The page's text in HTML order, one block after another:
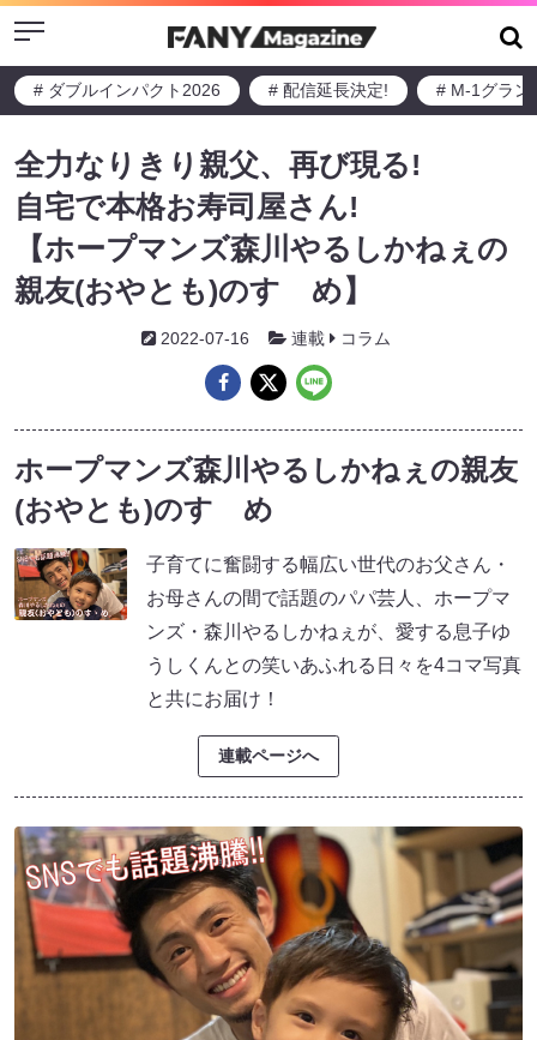
Menu
# ダブルインパクト2026 # 配信延長決定! # M-1グラン
全力なりきり親父、再び現る!
自宅で本格お寿司屋さん!
【ホープマンズ森川やるしかねぇの
親友(おやとも)のすゝめ】
2022-07-16 連載 コラム
ホープマンズ森川やるしかねぇの親友
(おやとも)のすゝめ
子育てに奮闘する幅広い世代のお父さん・
お母さんの間で話題のパパ芸人、ホープマ
ンズ・森川やるしかねぇが、愛する息子ゆ
うしくんとの笑いあふれる日々を4コマ写真
と共にお届け！
連載ページへ